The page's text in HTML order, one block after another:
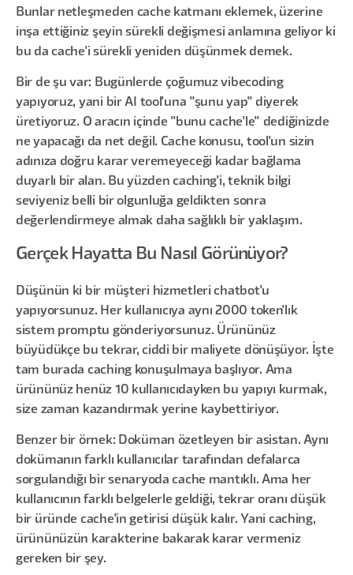
Bunlar netleşmeden cache katmanı eklemek, üzerine
inşa ettiğiniz şeyin sürekli değişmesi anlamına geliyor ki
bu da cache'i sürekli yeniden düşünmek demek.
Bir de şu var: Bugünlerde çoğumuz vibecoding
yapıyoruz, yani bir AI tool'una "şunu yap" diyerek
üretiyoruz. O aracın içinde "bunu cache'le" dediğinizde
ne yapacağı da net değil. Cache konusu, tool'un sizin
adınıza doğru karar veremeyeceği kadar bağlama
duyarlı bir alan. Bu yüzden caching'i, teknik bilgi
seviyeniz belli bir olgunluğa geldikten sonra
değerlendirmeye almak daha sağlıklı bir yaklaşım.
Gerçek Hayatta Bu Nasıl Görünüyor?
Düşünün ki bir müşteri hizmetleri chatbot'u
yapıyorsunuz. Her kullanıcıya aynı 2000 token'lık
sistem promptu gönderiyorsunuz. Ürününüz
büyüdükçe bu tekrar, ciddi bir maliyete dönüşüyor. İşte
tam burada caching konuşulmaya başlıyor. Ama
ürününüz henüz 10 kullanıcıdayken bu yapıyı kurmak,
size zaman kazandırmak yerine kaybettiriyor.
Benzer bir örnek: Doküman özetleyen bir asistan. Aynı
dokümanın farklı kullanıcılar tarafından defalarca
sorgulandığı bir senaryoda cache mantıklı. Ama her
kullanıcının farklı belgelerle geldiği, tekrar oranı düşük
bir üründe cache'in getirisi düşük kalır. Yani caching,
ürününüzün karakterine bakarak karar vermeniz
gereken bir şey.